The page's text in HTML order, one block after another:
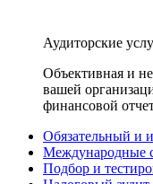
Аудиторские
Объективная и
вашей
финансовой
Обязательный и
Международные
Подбор и